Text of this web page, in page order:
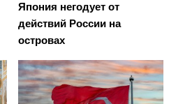
Япония негодует от
действий России на
островах